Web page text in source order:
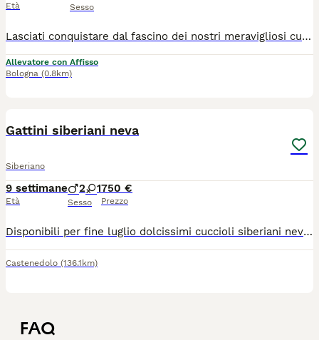
Età Sesso
Lasciati conquistare dal fascino dei nostri meravigliosi cuccioli di Gatto Siberiano! Nati e cresciuti in famiglia con amore, attenzioni e tanta socializzazione, i nostri piccoli sono dolci, affettuosi, giocherelloni e abituati alla vita domestica. Ogni giorno vengono seguiti con cura per garantire salute, equilibrio caratteriale e benessere. ✨ Perché scegliere un cucciolo di Fusa delle Nevi? ✔ Pedigree ENFI ✔ Genitori entrambi Siberiani con pedigree ✔ Test FELV e FIV negativi ✔ Ecocardio dei riproduttori esente da patologie genetiche ✔ Vaccinazioni e sverminazioni effettuate secondo protocollo ✔ Libretto sanitario ✔ Assistenza e consigli anche dopo l’arrivo nella nuova famiglia ✔️ Regolare contratto di cessione ✔️ kit di benvenuto cucciolo I nostri cuccioli verranno affidati solo al raggiungimento dei 90 giorni per una completa socializzazione, pronti per iniziare una nuova avventura con la loro famiglia per sempre. 📸 Durante la crescita inviamo foto e aggiornamenti ai futuri proprietari, che potranno seguire passo dopo passo lo sviluppo del proprio cucciolo. Se stai cercando un compagno elegante, intelligente, affettuoso e dal carattere straordinario, un Siberiano di Fusa delle Nevi potrebbe essere il nuovo membro della tua famiglia. Contattaci senza impegno per informazioni, disponibilità, foto e video dei cuccioli, se non siete della zona i cuccioli sono visibili in videochiamata con i genitori e organizziamo la consegna .
Allevatore con Affisso
Bologna (0.8km)
Gattini siberiani neva
Siberiano
9 settimane
Età
2 1
Sesso
750 €
Prezzo
Disponibili per fine luglio dolcissimi cuccioli siberiani neva nati in casa. Genitori di mia proprietà entrambi siberiani neva puri, sani, in regola con tutte le vaccinazioni e testati fiv/felv negativi. I cuccioli saranno consegnati con sverminazione completa, svezzati con cibo di ottima qualità e abituati alla lettiera e tiragraffi. Non hanno il pedigree.
Castenedolo (136.1km)
FAQ